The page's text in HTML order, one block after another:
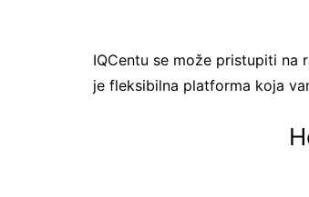
IQCentu se može pristupiti na
je fleksibilna platforma koja